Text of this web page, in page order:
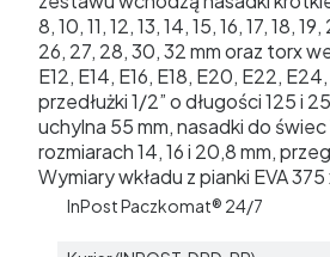
8, 10, 11, 12, 13, 14, 15, 16, 17, 18,
26, 27, 28, 30, 32 mm oraz torx
E12, E14, E16, E18, E20, E22,
przedłużki 1/2” o długości 125 i
uchylna 55 mm, nasadki do
rozmiarach 14, 16 i 20,8 mm,
Wymiary wkładu z pianki EVA
InPost Paczkomat® 24/7